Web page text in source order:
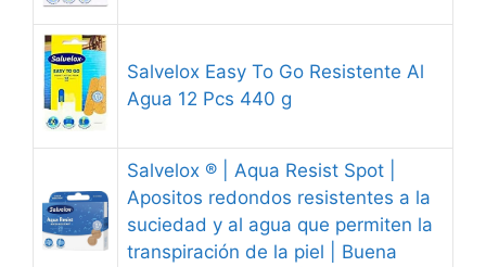
Salvelox Easy To Go Resistente Al
Agua 12 Pcs 440 g
Salvelox ® | Aqua Resist Spot |
Apositos redondos resistentes a la
suciedad y al agua que permiten la
transpiración de la piel | Buena